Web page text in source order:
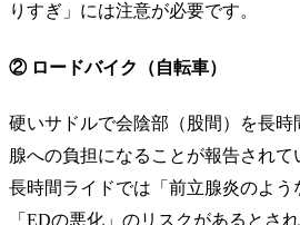
りすぎ」には注意が必要です。
② ロードバイク（自転車）
硬いサドルで会陰部（股間）を長
腺への負担になることが報告され
長時間ライドでは「前立腺炎のよう
「EDの悪化」のリスクがあるとさ